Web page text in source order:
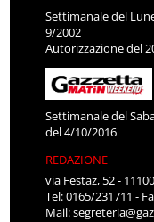
Settimanale del
9/2002
Autorizzazione del
Settimanale del
del 4/10/2016
REDAZIONE
via Festaz, 52 -
Tel: 0165/231711 -
Mail: